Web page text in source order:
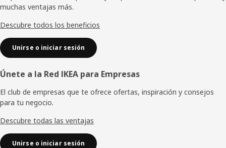
página
muchas ventajas más.
Descubre todos los beneficios
Unirse o iniciar sesión
Únete a la Red IKEA para Empresas
El club de empresas que te ofrece ofertas, inspiración y consejos
para tu negocio.
Descubre todas las ventajas
Unirse o iniciar sesión